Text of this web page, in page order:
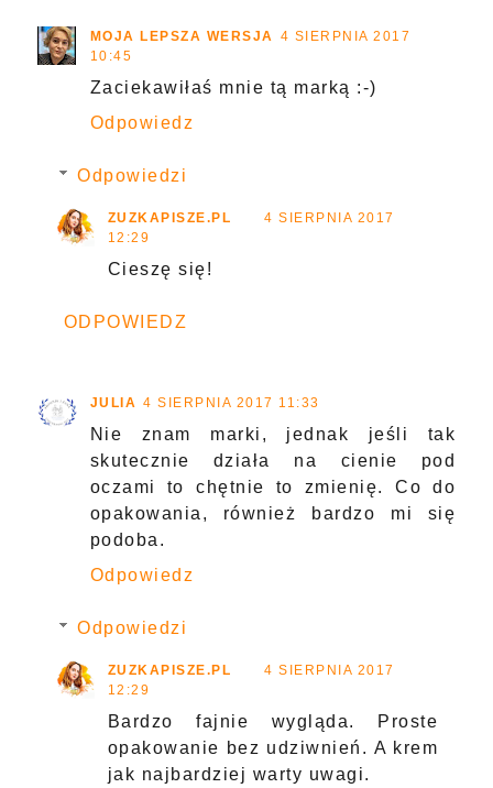
MOJA LEPSZA WERSJA 4 SIERPNIA 2017
10:45
Zaciekawiłaś mnie tą marką :-)
Odpowiedz
Odpowiedzi
ZUZKAPISZE.PL
4 SIERPNIA 2017
12:29
Cieszę się!
ODPOWIEDZ
JULIA 4 SIERPNIA 2017 11:33
Nie znam marki, jednak jeśli tak
skutecznie działa na cienie pod
oczami to chętnie to zmienię. Co do
opakowania, również bardzo mi się
podoba.
Odpowiedz
Odpowiedzi
ZUZKAPISZE.PL
4 SIERPNIA 2017
12:29
Bardzo fajnie wygląda. Proste
opakowanie bez udziwnień. A krem
jak najbardziej warty uwagi.